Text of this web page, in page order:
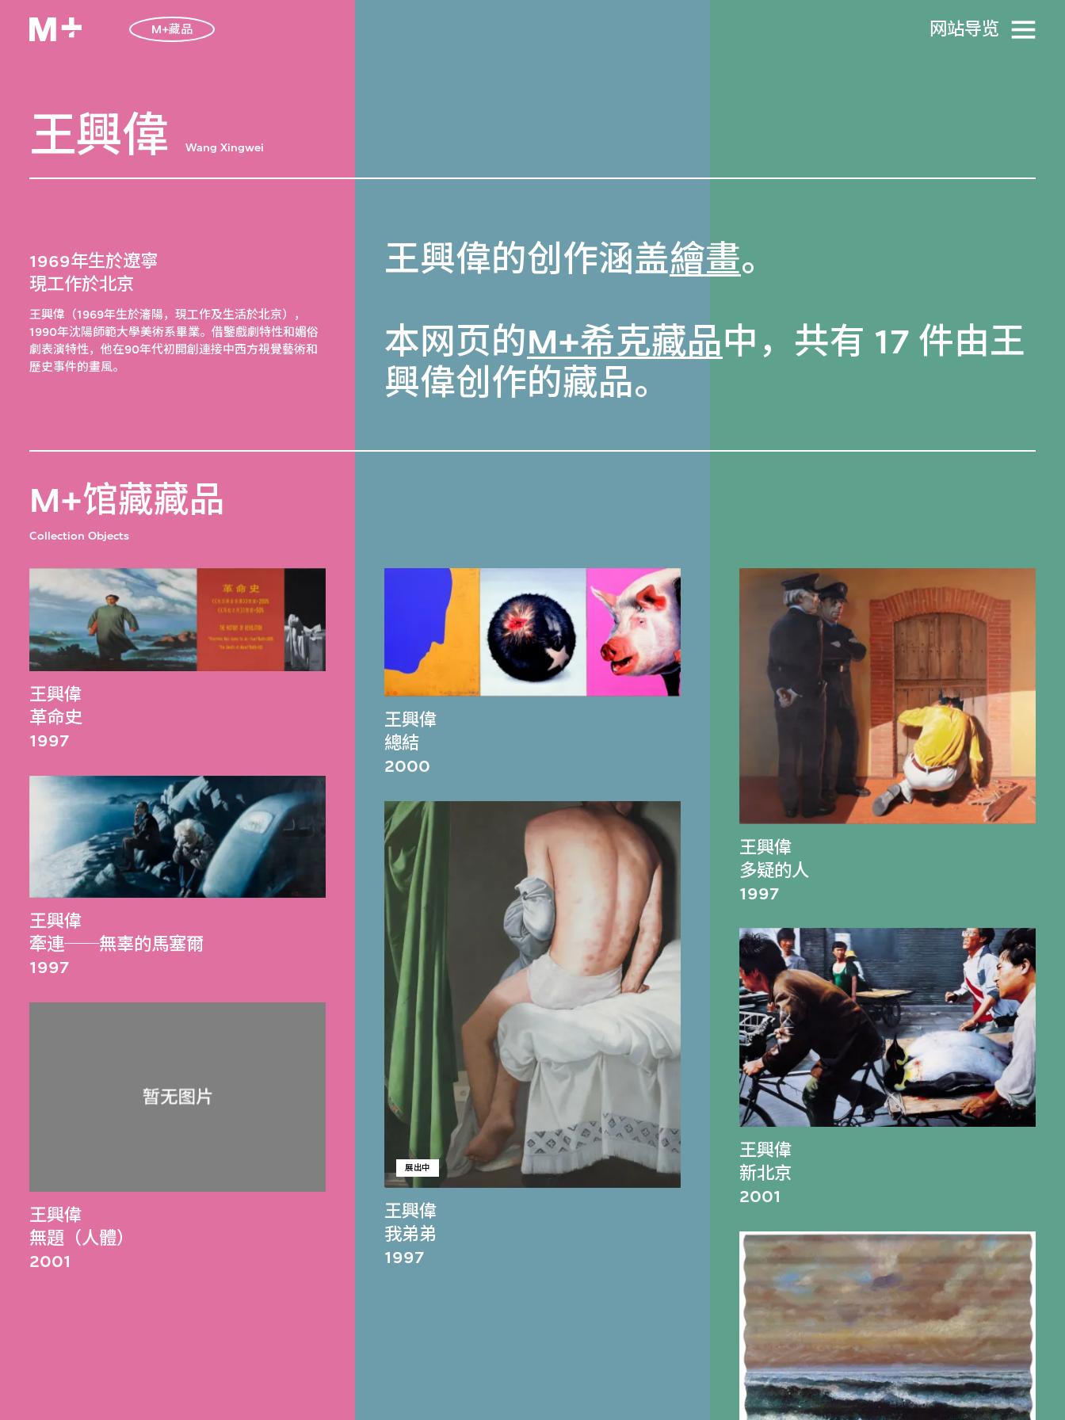
M+藏品 网站导览
王興偉 Wang Xingwei
1969年生於遼寧
現工作於北京
王興偉（1969年生於瀋陽，現工作及生活於北京），
1990年沈陽師範大學美術系畢業。借鑒戲劇特性和媚俗
劇表演特性，他在90年代初開創連接中西方視覺藝術和
歷史事件的畫風。
王興偉的创作涵盖繪畫。
本网页的M+希克藏品中，共有 17 件由王
興偉创作的藏品。
M+馆藏藏品
Collection Objects
王興偉
革命史
1997
王興偉
牽連──無辜的馬塞爾
1997
王興偉
無題（人體）
2001
王興偉
總結
2000
王興偉
展出中
我弟弟
1997
王興偉
多疑的人
1997
王興偉
新北京
2001